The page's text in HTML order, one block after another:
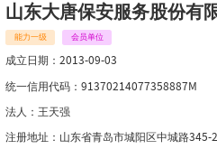
山东大唐保安服务股份有
能力一级 会员单位
成立日期：2013-09-03
统一信用代码：91370214077358887M
法人： 王天强
注册地址： 山东省青岛市城阳区中城路